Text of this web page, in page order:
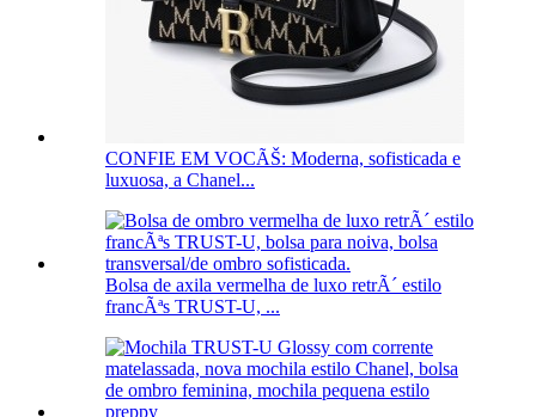
CONFIE EM VOCÃŠ: Moderna, sofisticada e
luxuosa, a Chanel...
Bolsa de axila vermelha de luxo retrÃ´ estilo
francÃªs TRUST-U, ...